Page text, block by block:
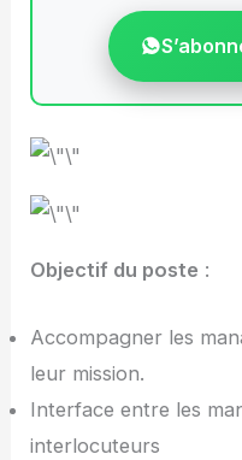
Objectif du poste :
Accompagner les
leur mission.
Interface entre les
interlocuteurs